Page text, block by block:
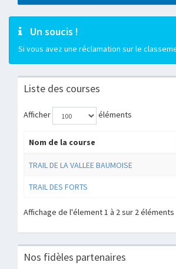
Un soucis !
Si vous avez une réclamation sur le
Liste des courses
Afficher éléments
Nom de la course
TRAIL DE LA VALLEE BAUMOISE
TRAIL DES FORTS
Affichage de l'élement 1 à 2 sur 2 éléments
Nos fidèles partenaires